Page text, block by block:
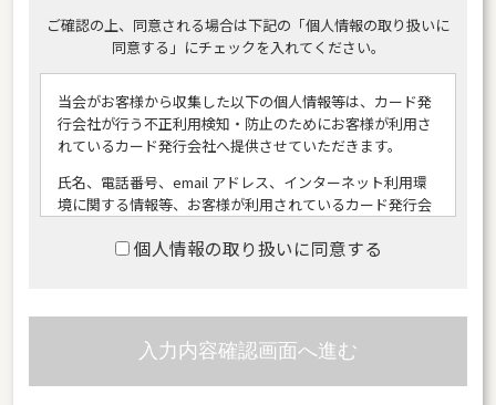
ご確認の上、同意される場合は下記の「個人情報の取り扱いに
同意する」にチェックを入れてください。
当会がお客様から収集した以下の個人情報等は、カード発
行会社が行う不正利用検知・防止のためにお客様が利用さ
れているカード発行会社へ提供させていただきます。
氏名、電話番号、email アドレス、インターネット利用環
境に関する情報等、お客様が利用されているカード発行会
する国に移転される場合があります。
してご提供することはできません。
提供先が所在する外国の名称
個人情報の取り扱いに同意する